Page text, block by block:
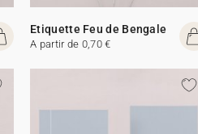
Etiquette Feu de Bengale
A partir de 0,70 €